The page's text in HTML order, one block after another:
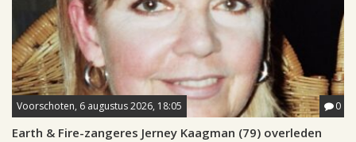
Voorschoten, 6 augustus 2026, 18:05 0
Earth & Fire-zangeres Jerney Kaagman (79) overleden